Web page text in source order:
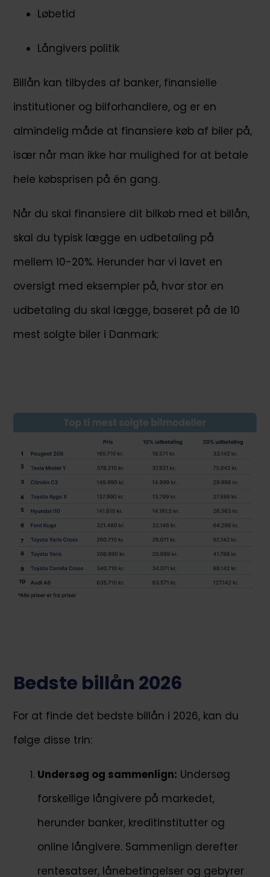
Løbetid
Långivers politik
Billån kan tilbydes af banker, finansielle
institutioner og bilforhandlere, og er en
almindelig måde at finansiere køb af biler på,
især når man ikke har mulighed for at betale
hele købsprisen på én gang.
Når du skal finansiere dit bilkøb med et billån,
skal du typisk lægge en udbetaling på
mellem 10-20%. Herunder har vi lavet en
oversigt med eksempler på, hvor stor en
udbetaling du skal lægge, baseret på de 10
mest solgte biler i Danmark:
Bedste billån 2026
For at finde det bedste billån i 2026, kan du
følge disse trin:
Undersøg og sammenlign: Undersøg
forskellige långivere på markedet,
herunder banker, kreditinstitutter og
online långivere. Sammenlign derefter
rentesatser, lånebetingelser og gebyrer